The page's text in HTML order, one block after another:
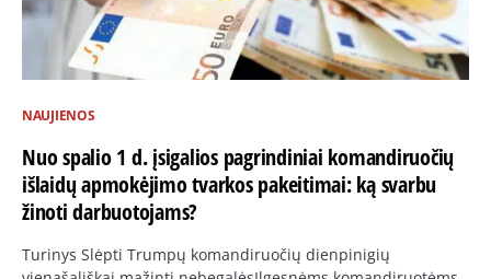
NAUJIENOS
Nuo spalio 1 d. įsigalios pagrindiniai komandiruočių
išlaidų apmokėjimo tvarkos pakeitimai: ką svarbu
žinoti darbuotojams?
Turinys Slėpti Trumpų komandiruočių dienpinigių